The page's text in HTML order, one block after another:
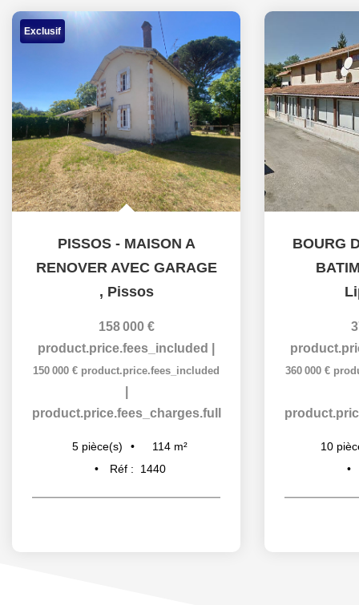
Exclusif
PISSOS - MAISON A
RENOVER AVEC GARAGE
, Pissos
158 000 €
product.price.fees_included
150 000 € product.price.fees_included
product.price.fees_charges.full
5 pièce(s) 114 m²
Réf :
1440
BOURG
360 000 €
10